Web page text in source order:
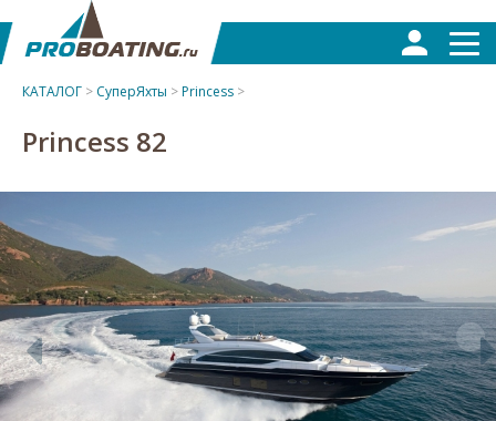
КАТАЛОГ > СуперЯхты >Princess >
Princess 82